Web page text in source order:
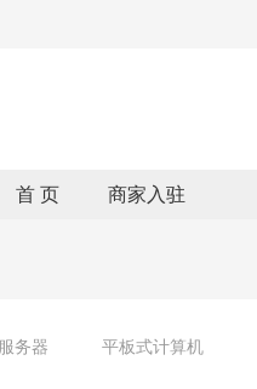
首 页 商家入驻
服务器 平板式计算机